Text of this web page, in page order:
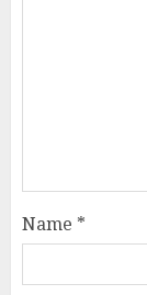
Name *